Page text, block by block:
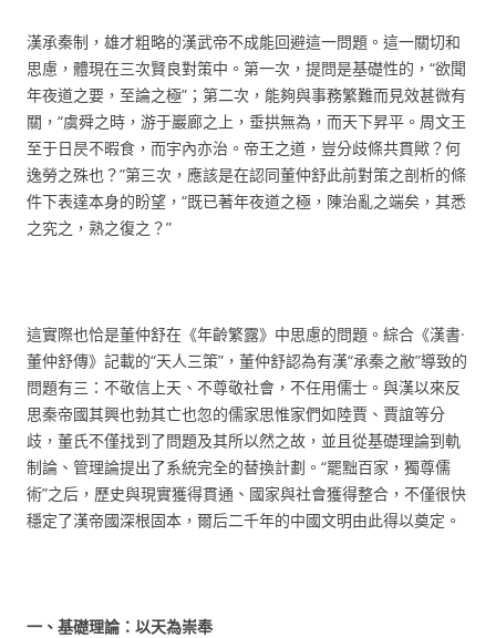
漢承秦制，雄才粗略的漢武帝不成能回避這一問題。這一關切和
思慮，體現在三次賢良對策中。第一次，提問是基礎性的，“欲聞
年夜道之要，至論之極”；第二次，能夠與事務繁難而見效甚微有
關，“虞舜之時，游于巖廊之上，垂拱無為，而天下昇平。周文王
至于日昃不暇食，而宇內亦治。帝王之道，豈分歧條共貫歟？何
逸勞之殊也？”第三次，應該是在認同董仲舒此前對策之剖析的條
件下表達本身的盼望，“既已著年夜道之極，陳治亂之端矣，其悉
之究之，熟之復之？”
這實際也恰是董仲舒在《年齡繁露》中思慮的問題。綜合《漢書·
董仲舒傳》記載的“天人三策”，董仲舒認為有漢“承秦之敝”導致的
問題有三：不敬信上天、不尊敬社會，不任用儒士。與漢以來反
思秦帝國其興也勃其亡也忽的儒家思惟家們如陸賈、賈誼等分
歧，董氏不僅找到了問題及其所以然之故，並且從基礎理論到軌
制論、管理論提出了系統完全的替換計劃。“罷黜百家，獨尊儒
術”之后，歷史與現實獲得貫通、國家與社會獲得整合，不僅很快
穩定了漢帝國深根固本，爾后二千年的中國文明由此得以奠定。
一 、 基礎理論：以天為崇奉